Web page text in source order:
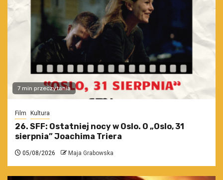
7 min przeczytania
Film Kultura
26. SFF: Ostatniej nocy w Oslo. O „Oslo, 31
sierpnia” Joachima Triera
05/08/2026 Maja Grabowska